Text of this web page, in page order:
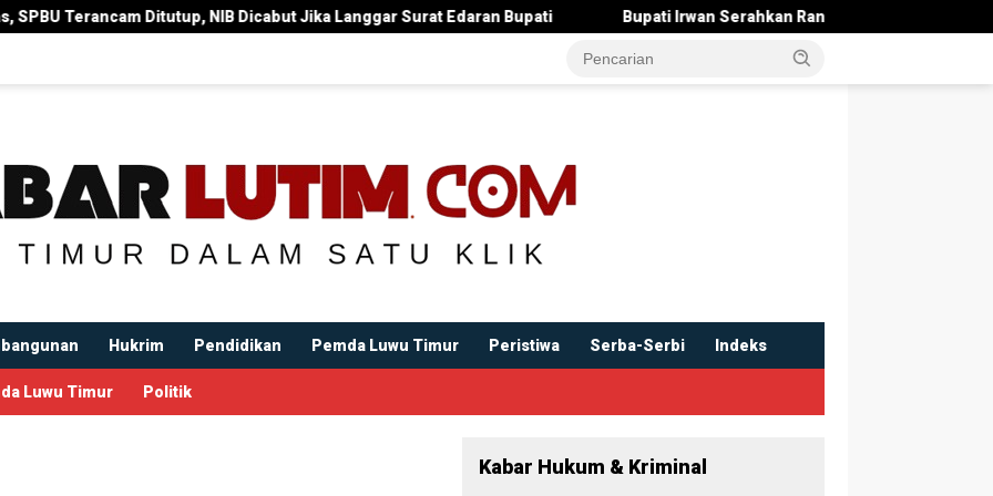
Dicabut Jika Langgar Surat Edaran Bupati Bupati Irwan Serahkan Rancangan KUA-PPAS 2027 , Pendapatan Ditarget
Hukrim Pendidikan Pemda Luwu Timur Peristiwa Serba-Serbi Indeks
Luwu Timur Politik
Kabar Hukum & Kriminal